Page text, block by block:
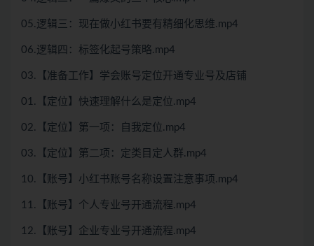
05.逻辑三：现在做小红书要有精细化思维.mp4
06.逻辑四：标签化起号策略.mp4
03.【准备工作】学会账号定位开通专业号及店铺
01.【定位】快速理解什么是定位.mp4
02.【定位】第一项：自我定位.mp4
03.【定位】第二项：定类目定人群.mp4
10.【账号】小红书账号名称设置注意事项.mp4
11.【账号】个人专业号开通流程.mp4
12.【账号】企业专业号开通流程.mp4